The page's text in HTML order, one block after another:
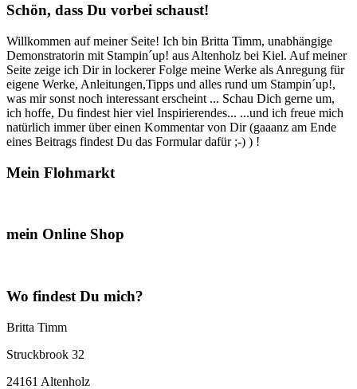
Teelicht
Schubfach…“
Schön, dass Du vorbei schaust!
Willkommen auf meiner Seite! Ich bin Britta Timm, unabhängige
Demonstratorin mit Stampin´up! aus Altenholz bei Kiel. Auf meiner
Seite zeige ich Dir in lockerer Folge meine Werke als Anregung für
eigene Werke, Anleitungen,Tipps und alles rund um Stampin´up!,
was mir sonst noch interessant erscheint ... Schau Dich gerne um,
ich hoffe, Du findest hier viel Inspirierendes... ...und ich freue mich
natürlich immer über einen Kommentar von Dir (gaaanz am Ende
eines Beitrags findest Du das Formular dafür ;-) ) !
Mein Flohmarkt
mein Online Shop
Wo findest Du mich?
Britta Timm
Struckbrook 32
24161 Altenholz